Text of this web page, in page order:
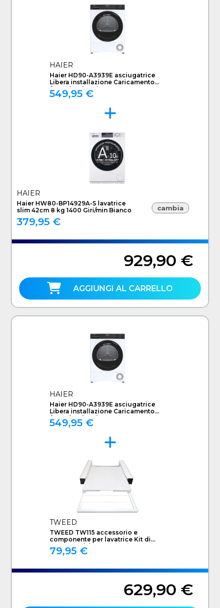
HAIER
Haier HD90-A3939E asciugatrice
Libera installazione Caricamento
frontale 9 kg Bianco
549,95 €
HAIER
Haier HW80-BP14929A-S lavatrice
slim 42cm 8 kg 1400 Giri/min Bianco
379,95 €
cambia
929,90 €
AGGIUNGI AL CARRELLO
HAIER
Haier HD90-A3939E asciugatrice
Libera installazione Caricamento
frontale 9 kg Bianco
549,95 €
TWEED
TWEED TW115 accessorio e
componente per lavatrice Kit di
sovrapposizione
79,95 €
629,90 €